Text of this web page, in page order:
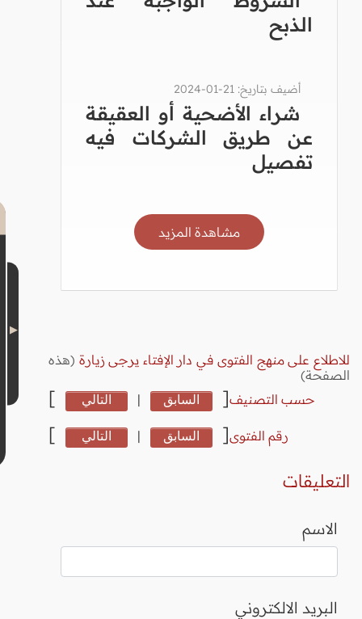
الذبح
أضيف بتاريخ: 21-01-2024
شراء الأضحية أو العقيقة
عن طريق الشركات فيه
تفصيل
مشاهدة المزيد
للاطلاع على منهج الفتوى في دار الإفتاء يرجى زيارة (هذه
الصفحة)
حسب التصنيف[ السابق | التالي ]
رقم الفتوى[ السابق | التالي ]
التعليقات
الاسم
البريد الالكتروني